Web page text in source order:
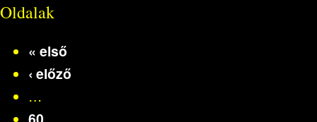
Oldalak
« első
‹ előző
…